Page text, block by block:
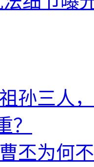
孙三人
？
丕为何